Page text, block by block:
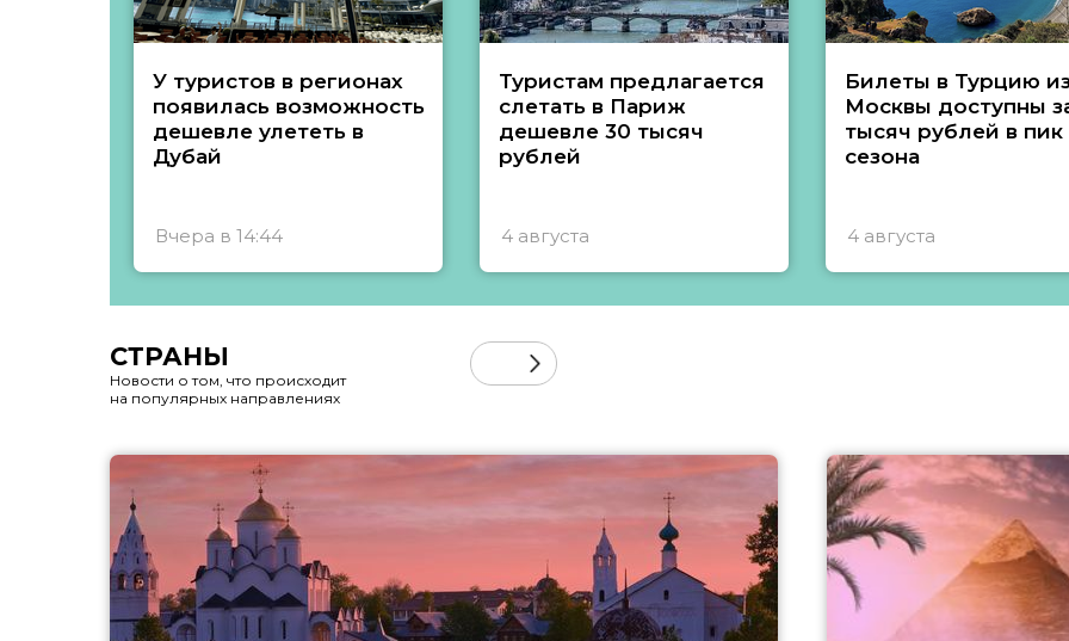
У туристов в регионах
появилась возможность
дешевле улететь в
Дубай
Вчера в 14:44
Туристам предлагается
слетать в Париж
дешевле 30 тысяч
рублей
4 августа
Билеты в Турцию из
Москвы доступны
тысяч рублей в пик
сезона
4 августа
СТРАНЫ
Новости о том, что происходит
на популярных направлениях